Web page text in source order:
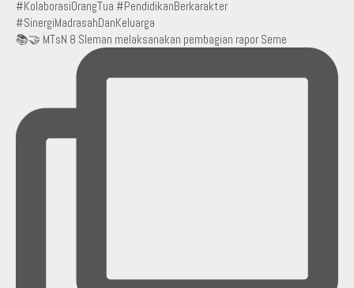
📚🤝 MTsN 8 Sleman melaksanakan pembagian rapor Seme